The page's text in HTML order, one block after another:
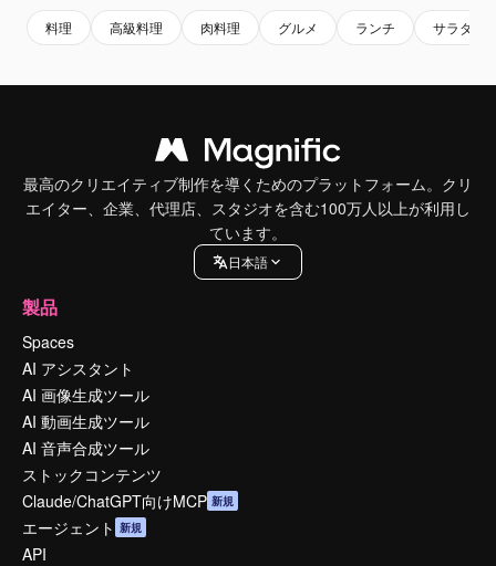
料理 高級料理 肉料理 グルメ ランチ サラダ
最高のクリエイティブ制作を導くためのプラットフォーム。クリ
エイター、企業、代理店、スタジオを含む100万人以上が利用し
ています。
日本語
製品
Spaces
AI アシスタント
AI 画像生成ツール
AI 動画生成ツール
AI 音声合成ツール
ストックコンテンツ
Claude/ChatGPT向けMCP 新規
エージェント 新規
API